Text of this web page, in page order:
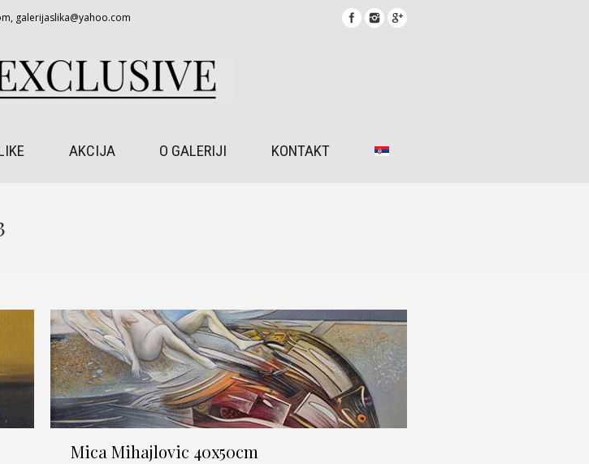
, galerijaslika@yahoo.com
AKCIJA O GALERIJI KONTAKT
Mica Mihajlovic 40x50cm